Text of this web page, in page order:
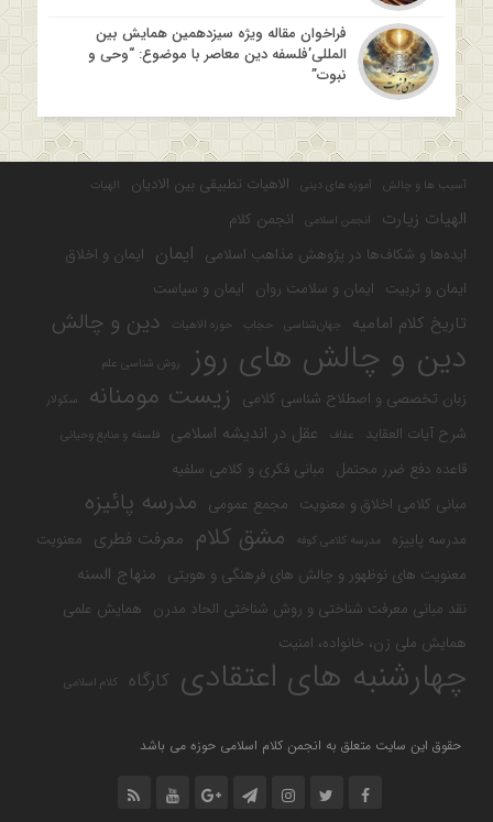
فراخوان مقاله ویژه سیزدهمین همایش بین
المللی’فلسفه دین معاصر با موضوع: “وحی و
نبوت”
آسیب ها و چالش آموزه های دینی الاهیات تطبیقی بین الادیان الهیات
الهیات زیارت انجمن اسلامی
انجمن کلام
ایده‌ها و شکاف‌ها در پژوهش مذاهب اسلامی ایمان ایمان و اخلاق
ایمان و تربیت ایمان و سلامت روان ایمان و سیاست
تاریخ کلام امامیه جهان‌شناسی حجاب حوزه الاهیات دین و چالش
دین و چالش های روز روش شناسی علم
زبان تخصصی و اصطلاح شناسی کلامی زیست مومنانه سکولار
شرح آیات العقاید عفاف عقل در اندیشه اسلامی فلسفه و منابع وحیانی
قاعده دفع ضرر محتمل مبانی فکری و کلامی سلفیه
مبانی کلامی اخلاق و معنویت مجمع عمومی مدرسه پائیزه
مدرسه پاییزه مدرسه کلامی کوفه مشق کلام معرفت فطری معنویت
معنویت های نوظهور و چالش های فرهنگی و هویتی منهاج السنه
نقد مبانی معرفت شناختی و روش شناختی الحاد مدرن همایش علمی
همایش ملی زن، خانواده، امنیت
چهارشنبه های اعتقادی کارگاه کلام اسلامی
حقوق این سایت متعلق به انجمن کلام اسلامی حوزه می باشد